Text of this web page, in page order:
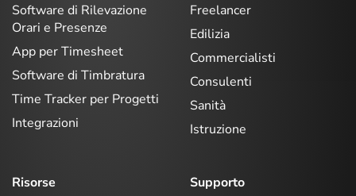
Software di Rilevazione
Orari e Presenze
App per Timesheet
Software di Timbratura
Time Tracker per Progetti
Integrazioni
Freelancer
Edilizia
Commercialisti
Consulenti
Sanità
Istruzione
Risorse
Supporto